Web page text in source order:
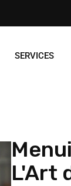
SERVICES
L'Art